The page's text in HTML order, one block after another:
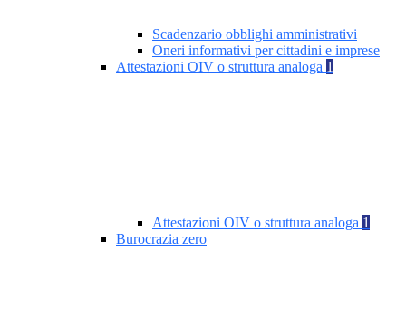
Scadenzario obblighi amministrativi
Oneri informativi per cittadini e imprese
Attestazioni OIV o struttura analoga 1
Attestazioni OIV o struttura analoga 1
Burocrazia zero